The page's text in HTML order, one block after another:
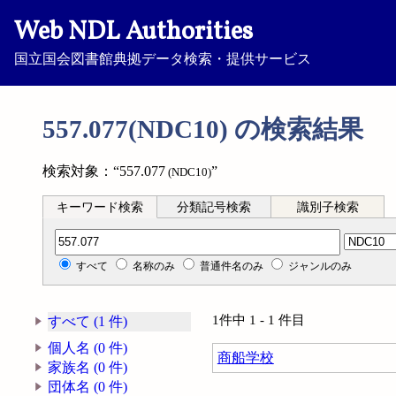
Web NDL Authorities
国立国会図書館典拠データ検索・提供サービス
557.077(NDC10) の検索結果
検索対象：“557.077 (NDC10)”
キーワード検索 分類記号検索 識別子検索
分類記号検索
すべて 名称のみ 普通件名のみ ジャンルのみ
すべて (1 件)
個人名 (0 件)
家族名 (0 件)
団体名 (0 件)
1件中 1 - 1 件目
商船学校